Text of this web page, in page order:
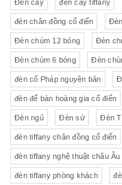
Đèn cây đèn cây tiffany
đèn chân đồng cổ điển
Đèn chùm 12 bóng Đèn
Đèn chùm 6 bóng Đèn
đèn cổ Pháp nguyên bản
đèn để bàn hoàng gia cổ điển
Đèn ngủ Đèn sứ Đèn
đèn tiffany chân đồng cổ điển
đèn tiffany nghệ thuật châu Âu
đèn tiffany phòng khách